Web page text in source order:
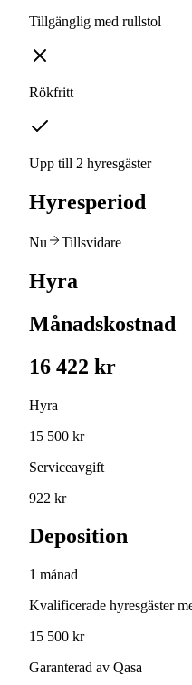
Tillgänglig med rullstol
Rökfritt
Upp till 2 hyresgäster
Hyresperiod
Nu Tillsvidare
Hyra
Månadskostnad
16 422 kr
Hyra
15 500 kr
Serviceavgift
922 kr
Deposition
1 månad
Kvalificerade hyresgäster
15 500 kr
Garanterad av Qasa